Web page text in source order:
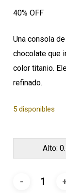
40% OFF
Una consola
chocolate que
color titanio.
refinado.
5 disponibles
Alto: